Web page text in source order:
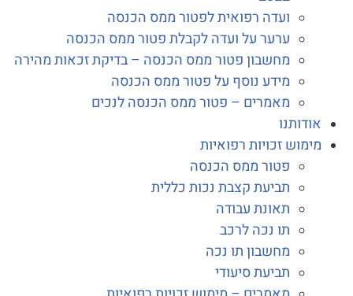
ועדה רפואית לפטור ממס הכנסה
ערער על ועדה לקבלת פטור ממס הכנסה
מחשבון פטור ממס הכנסה – בדיקת זכאות מהירה
מידע נוסף על פטור ממס הכנסה
מאמרים – פטור ממס הכנסה לנכים
זכויות רפואיות
פטור ממס הכנסה
תביעת קצבת נכות כללית
תאונת עבודה
תו נכה לרכב
מחשבון תו נכה
תביעת סיעודי